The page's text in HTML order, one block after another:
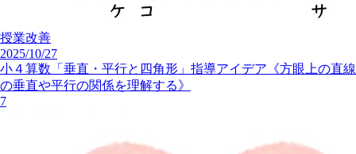
授業改善
2025/10/27
小４算数「垂直・平行と四角形」指導アイデア《方眼上の直線
の垂直や平行の関係を理解する》
7